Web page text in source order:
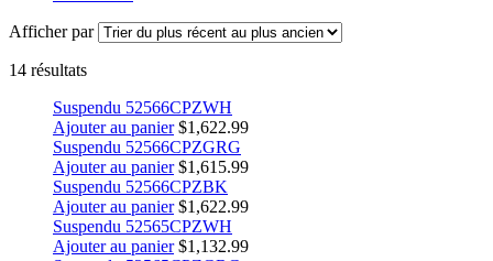
Afficher par
14 résultats
Suspendu 52566CPZWH
Ajouter au panier $1,622.99
Suspendu 52566CPZGRG
Ajouter au panier $1,615.99
Suspendu 52566CPZBK
Ajouter au panier $1,622.99
Suspendu 52565CPZWH
Ajouter au panier $1,132.99